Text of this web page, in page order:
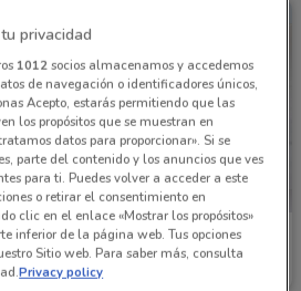
km
Hyundai
Caduca el 31/12
privacidad
1012socios almacenamos y accedemos
de navegación o identificadores únicos,
Acepto, estarás permitiendo que las
los propósitos que se muestran en
datos para proporcionar». Si se
parte del contenido y los anuncios que ves
para ti. Puedes volver a acceder a este
o retirar el consentimiento en
clic en el enlace «Mostrar los propósitos»
inferior de la página web. Tus opciones
Sitio web. Para saber más, consulta
Privacy policy